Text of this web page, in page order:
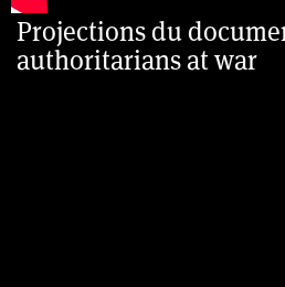
Projections du
authoritarians at war